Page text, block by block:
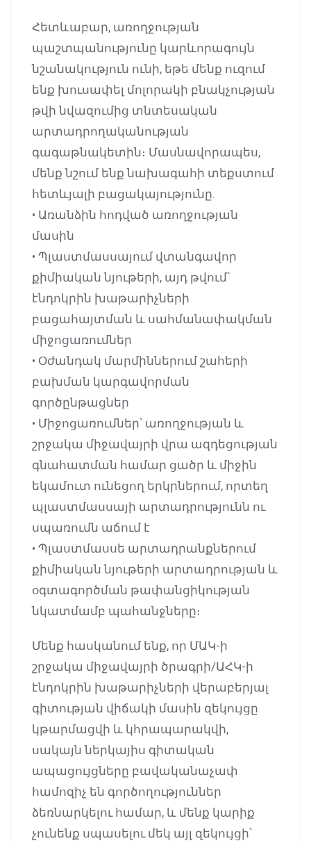
Հետևաբար, առողջության
պաշտպանությունը կարևորագույն
նշանակություն ունի, եթե մենք ուզում
ենք խուսափել մոլորակի բնակչության
թվի նվազումից տնտեսական
արտադրողականության
գագաթնակետին։ Մասնավորապես,
մենք նշում ենք նախագահի տեքստում
հետևյալի բացակայությունը.
• Առանձին հոդված առողջության
մասին
• Պլաստմասսայում վտանգավոր
քիմիական նյութերի, այդ թվում՝
էնդոկրին խաթարիչների
բացահայտման և սահմանափակման
միջոցառումներ
• Օժանդակ մարմիններում շահերի
բախման կարգավորման
գործընթացներ
• Միջոցառումներ՝ առողջության և
շրջակա միջավայրի վրա ազդեցության
գնահատման համար ցածր և միջին
եկամուտ ունեցող երկրներում, որտեղ
պլաստմասսայի արտադրությունն ու
սպառումն աճում է
• Պլաստմասսե արտադրանքներում
քիմիական նյութերի արտադրության և
օգտագործման թափանցիկության
նկատմամբ պահանջները։
Մենք հասկանում ենք, որ ՄԱԿ-ի
շրջակա միջավայրի ծրագրի/ԱՀԿ-ի
էնդոկրին խաթարիչների վերաբերյալ
գիտության վիճակի մասին զեկույցը
կթարմացվի և կհրապարակվի,
սակայն ներկայիս գիտական
ապացույցները բավականաչափ
համոզիչ են գործողություններ
ձեռնարկելու համար, և մենք կարիք
չունենք սպասելու մեկ այլ զեկույցի՝